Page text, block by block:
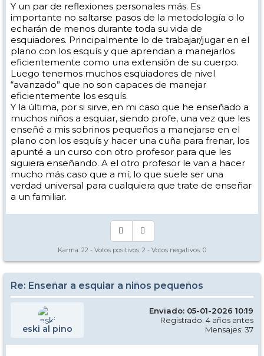
Y un par de reflexiones personales más. Es
importante no saltarse pasos de la metodología o lo
echarán de menos durante toda su vida de
esquiadores. Principalmente lo de trabajar/jugar en el
plano con los esquís y que aprendan a manejarlos
eficientemente como una extensión de su cuerpo.
Luego tenemos muchos esquiadores de nivel
“avanzado” que no son capaces de manejar
eficientemente los esquís.
Y la última, por si sirve, en mi caso que he enseñado a
muchos niños a esquiar, siendo profe, una vez que les
enseñé a mis sobrinos pequeños a manejarse en el
plano con los esquís y hacer una cuña para frenar, los
apunté a un curso con otro profesor para que les
siguiera enseñando. A el otro profesor le van a hacer
mucho más caso que a mí, lo que suele ser una
verdad universal para cualquiera que trate de enseñar
a un familiar.
Karma: 22 - Votos positivos: 2 - Votos negativos: 0
Re: Enseñar a esquiar a niños pequeños
eski al pino
Enviado: 05-01-2026 10:19
Registrado: 4 años antes
Mensajes: 37